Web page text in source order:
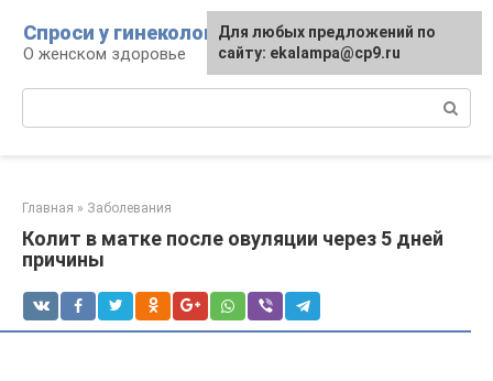
контенту
Спроси у гинеколога
О женском здоровье
Главная » Заболевания
Колит в матке после овуляции через 5 дней
причины
Для любых предложений по
сайту: ekalampa@cp9.ru